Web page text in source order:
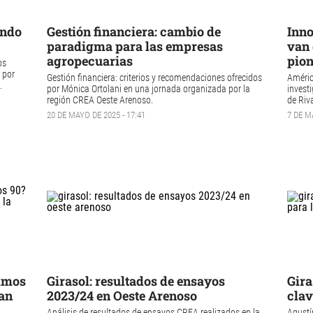
por
Gestión financiera: cambio de
paradigma para las empresas
agropecuarias
Gestión financiera: criterios y recomendaciones ofrecidos
por Mónica Ortolani en una jornada organizada por la
región CREA Oeste Arenoso.
20 DE MAYO DE 2025 - 17:41
van
de
7 DE
Girasol: resultados de ensayos
2023/24 en Oeste Arenoso